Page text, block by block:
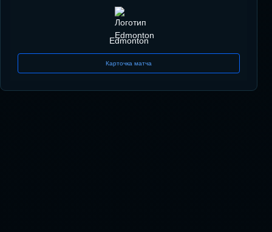
Edmonton
Карточка матча